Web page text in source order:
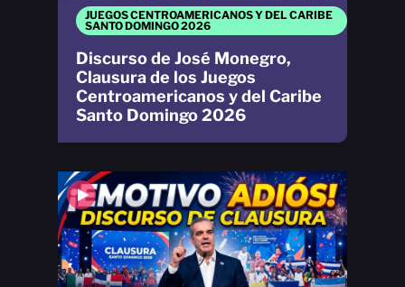
JUEGOS CENTROAMERICANOS Y DEL CARIBE
SANTO DOMINGO 2026
Discurso de José Monegro,
Clausura de los Juegos
Centroamericanos y del Caribe
Santo Domingo 2026